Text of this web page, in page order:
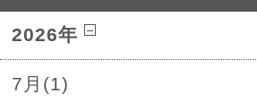
2026年
7月(1)